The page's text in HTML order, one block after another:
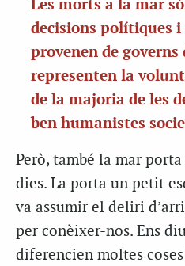
Les morts a la mar
decisions polítiques i
provenen de
representen la
de la majoria de les
ben humanistes
Però, també la mar
dies. La porta un petit
va assumir el deliri
per conèixer-nos. Ens
diferencien moltes